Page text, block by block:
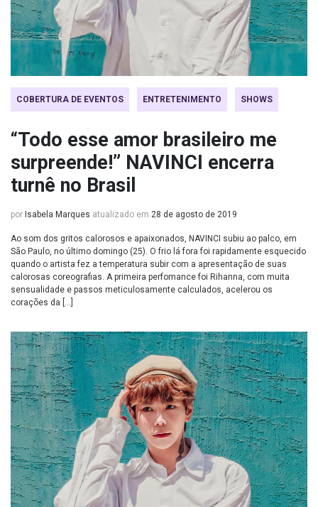
COBERTURA DE EVENTOS ENTRETENIMENTO SHOWS
“Todo esse amor brasileiro me
surpreende!” NAVINCI encerra
turnê no Brasil
por Isabela Marques atualizado em 28 de agosto de 2019
Ao som dos gritos calorosos e apaixonados, NAVINCI subiu ao palco, em
São Paulo, no último domingo (25). O frio lá fora foi rapidamente esquecido
quando o artista fez a temperatura subir com a apresentação de suas
calorosas coreografias. A primeira perfomance foi Rihanna, com muita
sensualidade e passos meticulosamente calculados, acelerou os
corações da […]